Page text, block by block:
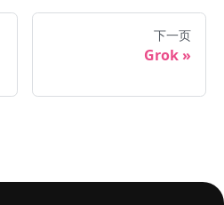
下一页
Grok